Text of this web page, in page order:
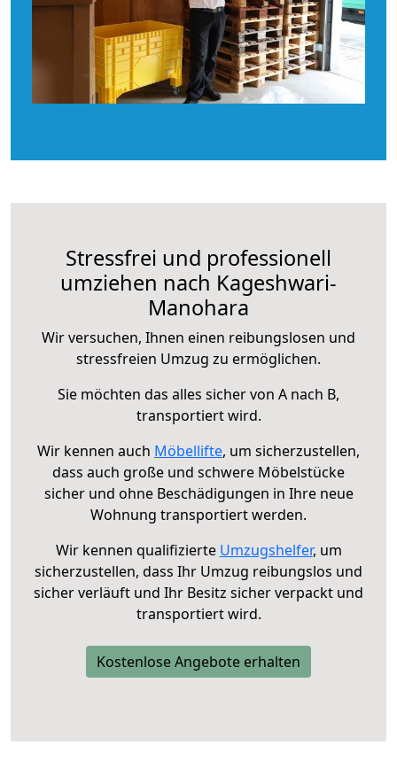
Stressfrei und professionell
umziehen nach Kageshwari-
Manohara
Wir versuchen, Ihnen einen reibungslosen und
stressfreien Umzug zu ermöglichen.
Sie möchten das alles sicher von A nach B,
transportiert wird.
Wir kennen auch Möbellifte, um sicherzustellen,
dass auch große und schwere Möbelstücke
sicher und ohne Beschädigungen in Ihre neue
Wohnung transportiert werden.
Wir kennen qualifizierte Umzugshelfer, um
sicherzustellen, dass Ihr Umzug reibungslos und
sicher verläuft und Ihr Besitz sicher verpackt und
transportiert wird.
Kostenlose Angebote erhalten